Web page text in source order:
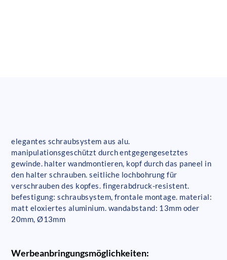
elegantes schraubsystem aus alu.
manipulationsgeschützt durch entgegengesetztes
gewinde. halter wandmontieren, kopf durch das paneel in
den halter schrauben. seitliche lochbohrung für
verschrauben des kopfes. fingerabdruck-resistent.
befestigung: schraubsystem, frontale montage. material:
matt eloxiertes aluminium. wandabstand: 13mm oder
20mm, Ø13mm
Werbeanbringungsmöglichkeiten: